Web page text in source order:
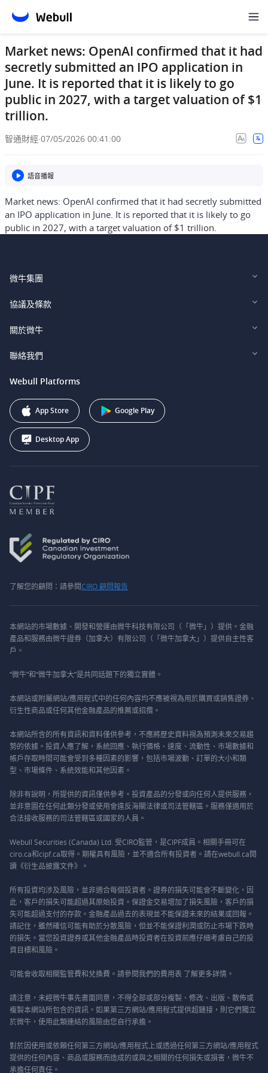
Market news: OpenAI confirmed that it had
secretly submitted an IPO application in
June. It is reported that it is likely to go
public in 2027, with a target valuation of $1
trillion.
智通財經·07/05/2026 00:41:00
語音播報
Market news: OpenAI confirmed that it had secretly submitted
an IPO application in June. It is reported that it is likely to go
public in 2027, with a target valuation of $1 trillion.
微牛集團
Webull Financial LLC (US)
Webull Securities South Africa (Pty) Ltd.
Webull Securities (Australia) Pty. Ltd.
Webull Corporation
協議及條款
Legal and Disclosures
關於微牛
投資者關係
聯絡我們
support@webull.ca
+1 (888) 228-0958
Webull Platforms
App Store Google Play
Desktop App
了解您的顧問：請參閱CIRO 顧問報告
本網站的市場數據、開發和營運由微牛科技有限公司（「微牛」）提供。金融
產品和服務由微牛證券（加拿大）有限公司（「微牛加拿大」）提供自主性客
戶。
“微牛”和“微牛加拿大”是共同話題下的獨立實體。
本網站或附屬網站/應用程式中的任何內容均不應被視為用於購買或銷售證券、
衍生性商品或任何其他金融產品的推薦或招攬。
本網站所含的所有資訊和資料僅供參考，不應將歷史資料視為預測未來交易趨
勢的依據。投資人應了解，系統回應、執行價格、速度、流動性、市場數據和
帳戶存取時間可能會受到多種因素的影響，包括市場波動、訂單的大小和類
型、市場條件、系統效能和其他因素。
除非有說明，所提供的資訊僅供參考。投資產品的分發或向任何人提供服務，
並非意圖在任何此類分發或使用會違反海關法律或司法管轄區。服務僅適用於
合法接收服務的司法管轄區或國家的人員。
Webull Securities (Canada) Ltd. 受CIRO監管，是CIPF成員。相關手冊可在
ciro.ca和cipf.ca取得。期權具有風險，並不適合所有投資者。請在webull.ca閱
讀《衍生品披露文件》。
所有投資均涉及風險，並非適合每個投資者。證券的損失可能會不斷變化，因
此，客戶的損失可能超過其原始投資。保證金交易增加了損失風險，客戶的損
失可能超過支付的存款。金融產品過去的表現並不能保證未來的結果或回報。
請記住，雖然確信可能有助於分散風險，但並不能保證利潤或防止市場下跌時
的損失。當您投資證券或其他金融產品時投資者在投資前應仔細考慮自己的投
資目標和風險。
可能會收取相關監管費和兌換費。請參閱我們的費用表 了解更多詳情。
請注意，未經微牛事先書面同意，不得全部或部分複製、修改、出版、散佈或
複製本網站所包含的資訊。如果第三方網站/應用程式提供超鏈接，則它們獨立
於微牛，使用此類連結的風險由您自行承擔。
對於因使用或依賴任何第三方網站/應用程式上或透過任何第三方網站/應用程式
提供的任何內容、商品或服務而造成的或與之相關的任何損失或損害，微牛不
承擔任何責任。